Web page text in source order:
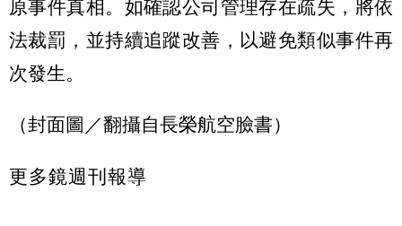
原事件真相。如確認公司管理存在疏失，將依
法裁罰，並持續追蹤改善，以避免類似事件再
次發生。
（封面圖／翻攝自長榮航空臉書）
更多鏡週刊報導